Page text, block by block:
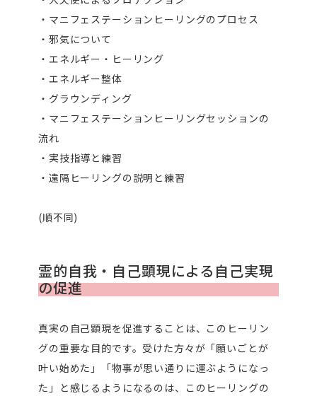
・マニフェステーションヒーリングのプロセス
・邪気について
・エネルギー・ヒーリング
・エネルギー整体
・グラウンディング
・マニフェステーションヒーリングセッションの
流れ
・実技指導と練習
・遠隔ヒーリングの説明と練習
(順不同)
霊的自我・自己顕現による自己実現
の促進
真実の自己顕現を促進することは、このヒーリン
グの重要な目的です。受けた方々が「願いごとが
叶い始めた」「物事が思い通りに運ぶようになっ
た」と感じるようになるのは、このヒーリングの